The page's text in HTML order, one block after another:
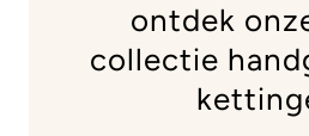
ontdek
collectie